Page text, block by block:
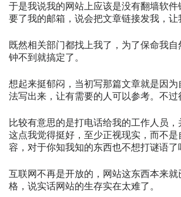
于是我说我的网站上应该是没有翻墙软
要了我的邮箱，说会把文章链接发我，让
既然相关部门都找上我了，为了保命我
钟不到就搞定了。
想起来挺郁闷，当初写那篇文章就是因
法写出来，让有需要的人可以参考。不
比较有意思的是打电话给我的工作人员
这点我觉得挺好，至少正视现实，而不
容，对于你知我知的东西也不想打谜语了
互联网不再是开放的，网站这东西本来
格，说实话网站的生存实在太难了。